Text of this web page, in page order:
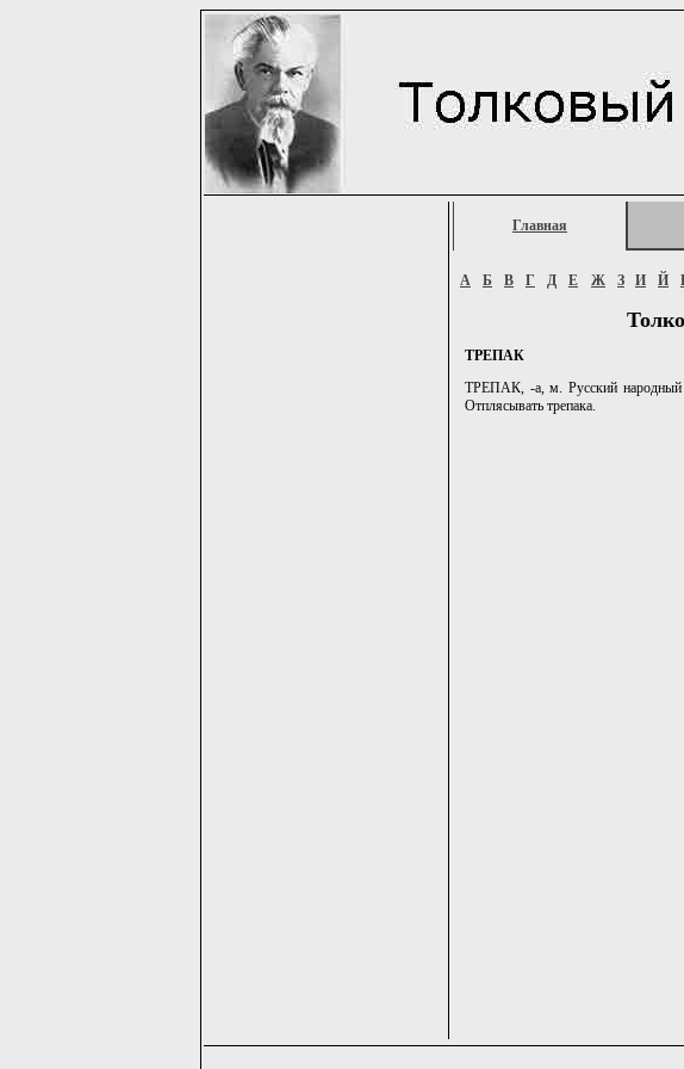
Главная
А Б В Г Д Е Ж З И Й
ТРЕПАК
ТРЕПАК, -а, м. Русский народный
Отплясывать трепака.